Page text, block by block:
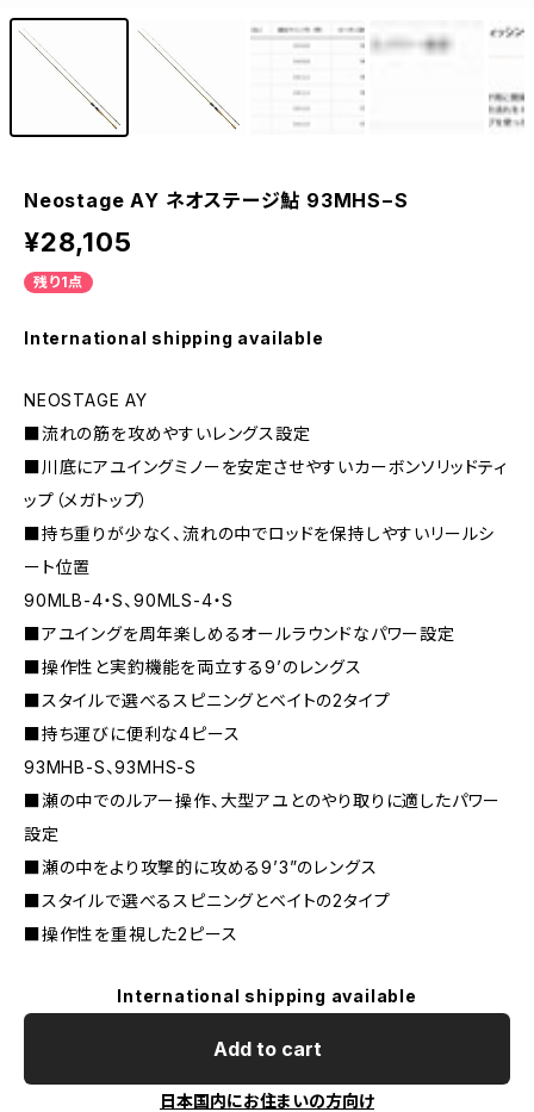
Neostage AY ネオステージ鮎 93MHS−S
¥28,105
残り1点
International shipping available
NEOSTAGE AY
■流れの筋を攻めやすいレングス設定
■川底にアユイングミノーを安定させやすいカーボンソリッドティ
ップ（メガトップ）
■持ち重りが少なく、流れの中でロッドを保持しやすいリールシ
ート位置
90MLB-4・S、90MLS-4・S
■アユイングを周年楽しめるオールラウンドなパワー設定
■操作性と実釣機能を両立する9’のレングス
■スタイルで選べるスピニングとベイトの2タイプ
■持ち運びに便利な4ピース
93MHB-S、93MHS-S
■瀬の中でのルアー操作、大型アユとのやり取りに適したパワー
設定
■瀬の中をより攻撃的に攻める9’3”のレングス
■スタイルで選べるスピニングとベイトの2タイプ
■操作性を重視した2ピース
International shipping available
Add to cart
日本国内にお住まいの方向け